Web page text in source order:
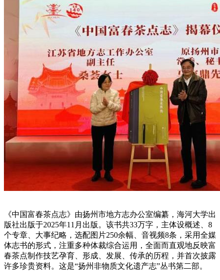
《中国富春茶点志》由扬州市地方志办公室编纂，海河大学出
版社出版于2025年11月出版。该书共33万字，主体设概述、8
个专章、大事纪略，选配图片250余幅、音视频8条，采用全媒
体志书的形式，注重多种体裁综合运用，全面而直观地反映富
春茶点制作技艺孕育、形成、发展、传承的历程，并首次披露
许多珍贵资料。这是“扬州非物质文化遗产志”丛书第二部。